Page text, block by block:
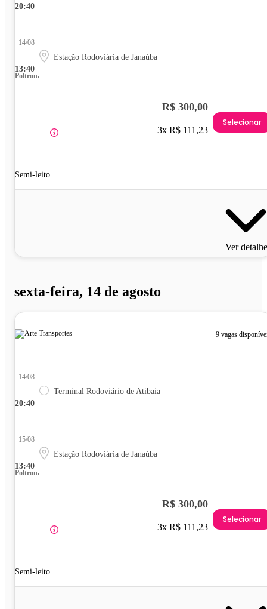
20:40
13:40
14/08
Estação Rodoviária de Janaúba
Poltrona
Semi-leito
R$ 300,00
3x R$ 111,23
Selecionar
Ver
sexta-feira, 14 de agosto
9 vagas
20:40
14/08
Terminal Rodoviário de Atibaia
13:40
15/08
Estação Rodoviária de Janaúba
Poltrona
Semi-leito
R$ 300,00
3x R$ 111,23
Selecionar